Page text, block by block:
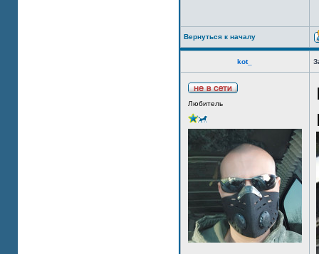
Вернуться к началу
kot_
Любитель